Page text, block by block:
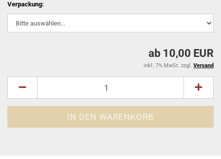
Verpackung:
ab 10,00 EUR
inkl. 7% MwSt. zzgl. Versand